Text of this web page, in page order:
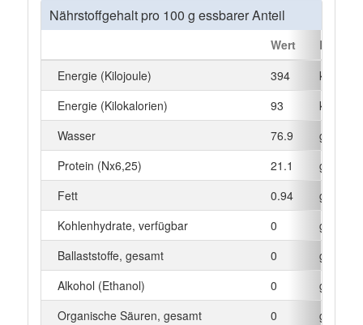
Nährstoffgehalt pro 100 g essbarer Anteil
Wert
Einheit
Energie (Kilojoule)
394
kJ
Energie (Kilokalorien)
93
kcal
Wasser
76.9
g
Protein (Nx6,25)
21.1
g
Fett
0.94
g
Kohlenhydrate, verfügbar
0
g
Ballaststoffe, gesamt
0
g
Alkohol (Ethanol)
0
g
Organische Säuren, gesamt
0
g